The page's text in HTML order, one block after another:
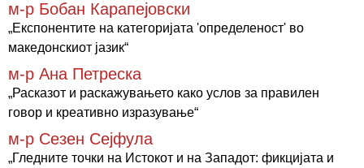
м-р Бобан Карапејовски
„Експонентите на категоријата 'определеност' во
македонскиот јазик“
м-р Ана Петреска
„Расказот и раскажувањето како услов за правилен
говор и креативно изразување“
м-р Сезен Сејфула
„Гледните точки на Истокот и на Западот: фикцијата и